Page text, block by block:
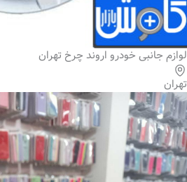
لوازم جانبی خودرو اروند چرخ تهران
تهران